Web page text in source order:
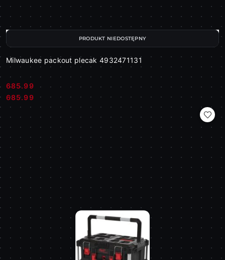
Milwaukee packout plecak 4932471131
Cena:
685.99
Cena:
685.99
PRODUKT NIEDOSTĘPNY